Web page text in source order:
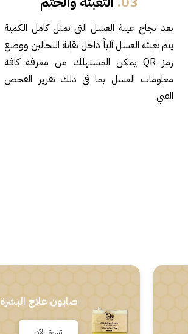
بعد نجاح عينة العسل التي تمثل كامل الكمية
يتم تعبئة العسل آلياً داخل نقابة النحالين ووضع
رمز QR يمكن المستهلك من معرفة كافة
معلومات العسل بما في ذلك تقرير الفحص
الفني
صابون علاج البشرة